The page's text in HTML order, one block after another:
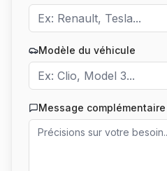
Modèle du véhicule
Message complémentaire